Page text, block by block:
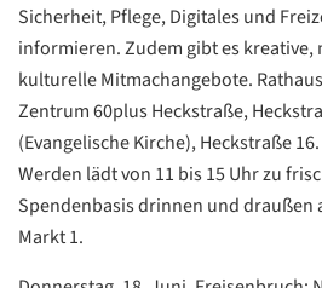
Sicherheit, Pflege, Digitales und
informieren. Zudem gibt es kreative,
kulturelle Mitmachangebote.
Zentrum 60plus Heckstraße,
(Evangelische Kirche), Heckstraße
Werden lädt von 11 bis 15 Uhr zu
Spendenbasis drinnen und draußen
Markt 1.